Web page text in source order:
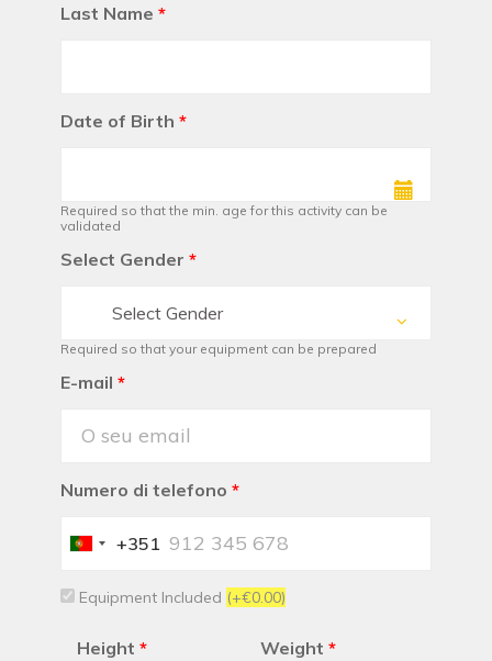
Last Name *
Date of Birth *
Required so that the min. age for this activity can be
validated
Select Gender *
Select Gender
Required so that your equipment can be prepared
E-mail *
Numero di telefono *
Portugal
+351
Equipment Included (+€0.00)
Height * Weight *